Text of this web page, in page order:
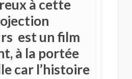
à cette
est un film
à la portée
car l’histoire